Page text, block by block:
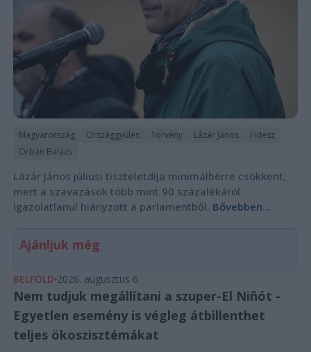
Magyarország Országgyűlés Törvény Lázár János
Fidesz
Orbán Balázs
Lázár János júliusi tiszteletdíja minimálbérre csökkent,
mert a szavazások több mint 90 százalékáról
igazolatlanul hiányzott a parlamentből. Bővebben...
Ajánljuk még
BELFÖLD 2026. augusztus 6.
Nem tudjuk megállítani a szuper-El Niñót -
Egyetlen esemény is végleg átbillenthet
teljes ökoszisztémákat